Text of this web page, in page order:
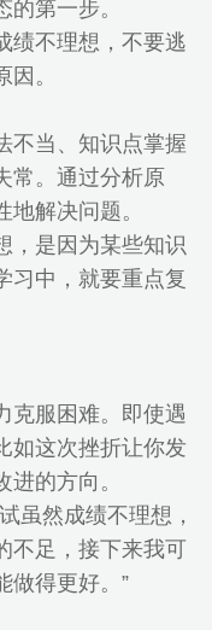
第一步。
绩不理想，不要逃
。
不当、知识点掌握
常。通过分析原
解决问题。
，是因为某些知识
习中，就要重点复
克服困难。即使遇
如这次挫折让你发
的方向。
虽然成绩不理想，
不足，接下来我可
做得更好。”